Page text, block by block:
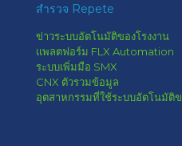
สำรวจ Repete
ข่าวระบบอัตโนมัติของโรงงาน
แพลตฟอร์ม FLX Automation
ระบบเพิ่มมือ SMX
CNX ตัวรวมข้อมูล
อุตสาหกรรมที่ใช้ระบบอัตโนมัติข